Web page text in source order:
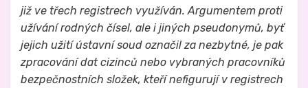
již ve třech registrech využíván. Argumentem proti
užívání rodných čísel, ale i jiných pseudonymů, byť
jejich užití ústavní soud označil za nezbytné, je pak
zpracování dat cizinců nebo vybraných pracovníků
bezpečnostních složek, kteří nefigurují v registrech